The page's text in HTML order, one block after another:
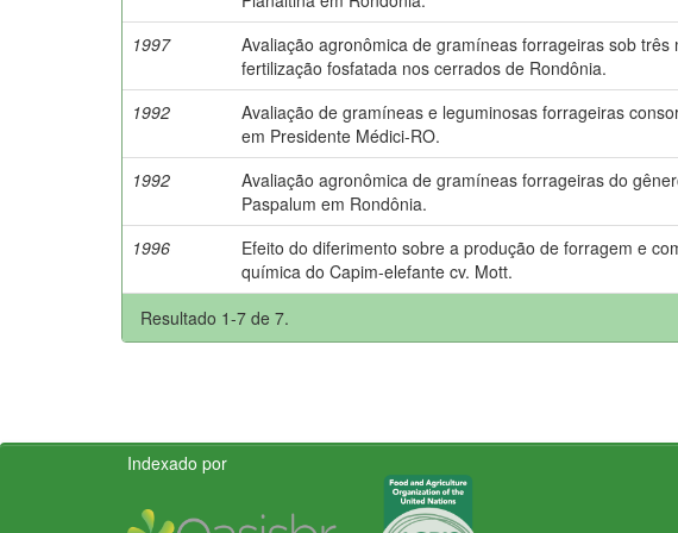
1997
Avaliação agronômica de gramíneas forrageiras sob três
fertilização fosfatada nos cerrados de Rondônia.
1992
Avaliação de gramíneas e leguminosas forrageiras
em Presidente Médici-RO.
1992
Avaliação agronômica de gramíneas forrageiras do
Paspalum em Rondônia.
1996
Efeito do diferimento sobre a produção de forragem e
química do Capim-elefante cv. Mott.
Resultado 1-7 de 7.
Indexado por